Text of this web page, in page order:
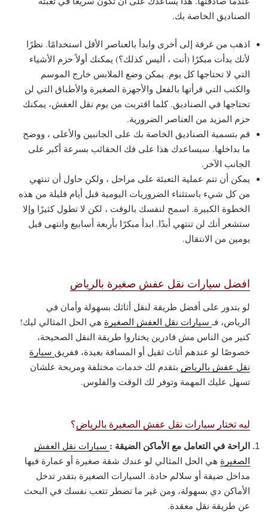
الصناديق الخاصة بك.
اذهب من غرفة إلى أخرى وابدأ بالعناصر الأقل استخدامًا. نظرًا
لأنك بدأت مبكرًا (أنت ، أليس كذلك؟) يمكنك أولاً حزم الأشياء
التي لا تحتاجها كل يوم. يمكن وضع الملابس خارج الموسم
والكتب التي قرأتها بالفعل والأجهزة الصغيرة والأطباق التي لن
تحتاجها في الصناديق. كلما اقتربت من يوم نقل العفش، يمكنك
حزم المزيد من العناصر الضرورية.
قم بتسمية الصناديق الخاصة بك على الجانبين والأعلى ، ووضح
ما بداخلها. سيساعدك هذا على فك الحقائب بسرعة أكبر على
الجانب الآخر.
يمكن أن تتم عملية التعبئة على مراحل ، ولكن حاول أن تنتهي
من كل شيء باستثناء الضروريات اليومية قبل أيام قليلة من هذه
الخطوة الكبيرة. اسمح لنفسك بالوقت ، لكن لا تطول كثيرًا وإلا
ستشعر أنك لن تنتهي أبدًا. ابدأ مبكرًا بأربعة أسابيع وانتهى قبل
يومين من الانتقال.
افضل سيارات نقل عفش صغيرة بالرياض
لو بتدور على أفضل طريقة لنقل أثاثك بسهولة وأمان في
الرياض، فـ سيارات نقل العفش الصغيرة هي الحل المثالي ليك!
كتير من الناس مش قادرين يختاروا طريقة النقل الصحيحة،
خصوصًا لو عندهم أثاث ثقيل أو المسافة بعيدة، ففريق سيارة
نقل عفش بالرياض بتقدم لك خدمات مختلفة ومريحة علشان
تسهل عليك المهمة وتوفر لك الوقت والفلوس.
ليه تختار سيارات نقل عفش الصغيرة بالرياض؟
الراحة في التعامل مع الأماكن الضيقة : سيارات نقل العفش
الصغيرة هي الحل المثالي لو عندك شقة صغيرة أو عمارة فيها
مداخل ضيقة أو سلالم حادة. السيارات الصغيرة بتقدر تدخل
الأماكن دي بسهولة، ومن غير ما تضطر تتعب نفسك في البحث
عن طريقة نقل معقدة.